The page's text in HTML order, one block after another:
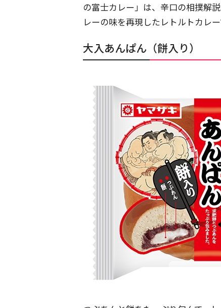
の富士カレー」は、辛口の相撲解
レーの味を再現したレトルトカレー
大入あんぱん（餅入り）